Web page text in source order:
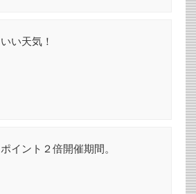
いい天気！
ポイント２倍開催期間。